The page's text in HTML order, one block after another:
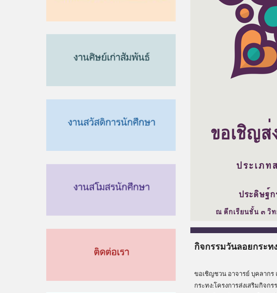
กิจกรรมวันลอยกระท
ขอเชิญชวน อาจารย์ บุคลากร
กระทง:โครงการส่งเสริมกิจ